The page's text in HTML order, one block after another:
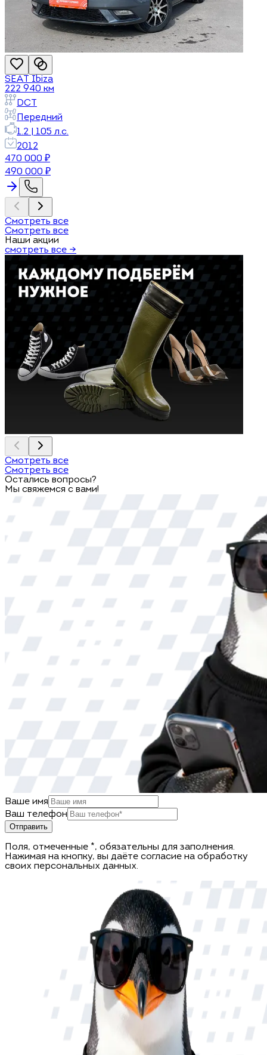
SEAT Ibiza
222 940 км
DCT
Передний
1.2
105 л.с.
2012
470 000 ₽
490 000 ₽
Смотреть все
Смотреть все
Наши акции
смотреть все →
Смотреть все
Смотреть все
Остались вопросы?
Мы свяжемся с вами!
Ваше имя
Ваш телефон
Отправить
Поля, отмеченные *, обязательны для заполнения.
Нажимая на кнопку, вы даёте согласие на обработку
своих персональных данных.